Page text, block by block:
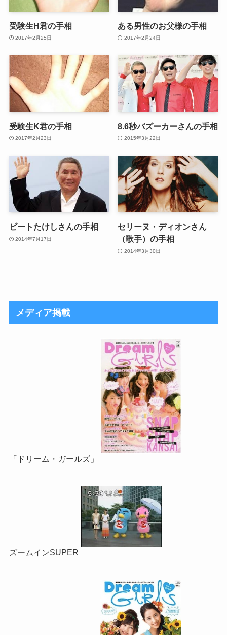
受験生H君の手相
2017年2月25日
ある男性のお父様の手相
2017年2月24日
受験生K君の手相
2017年2月23日
8.6秒バズーカーさんの手相
2015年3月22日
ビートたけしさんの手相
2014年7月17日
セリーヌ・ディオンさん
（歌手）の手相
2014年3月30日
メディア掲載
「ドリーム・ガールズ」
ズームインSUPER